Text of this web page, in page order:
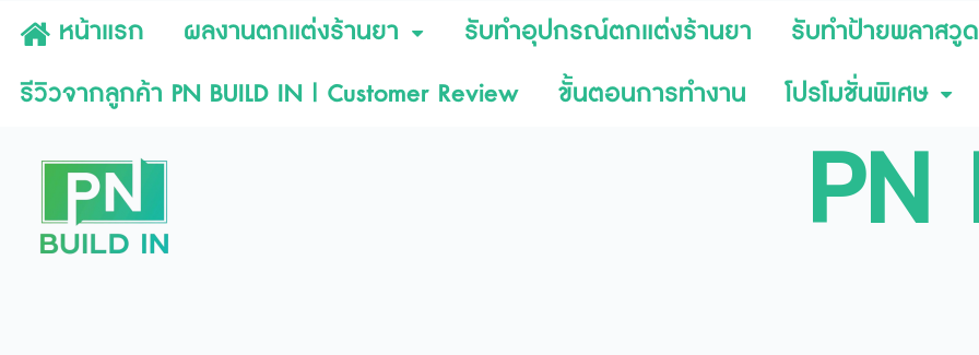
หน้าแรก ผลงานตกแต่งร้านยา รับทำอุปกรณ์ตกแต่งร้านยา
รับทำป้ายพลาสวู
รีวิวจากลูกค้า PN BUILD IN | Customer Review
ขั้นตอนการทำงาน โปรโมชั่นพิเศษ
PN